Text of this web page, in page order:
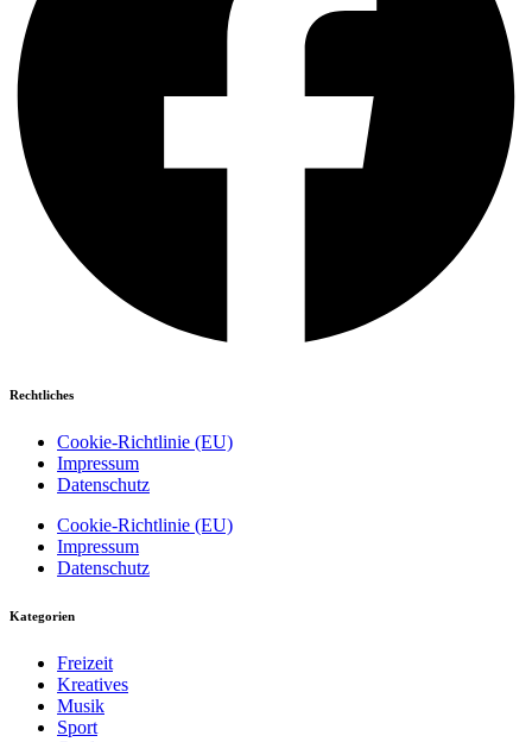
Rechtliches
Cookie-Richtlinie (EU)
Impressum
Datenschutz
Cookie-Richtlinie (EU)
Impressum
Datenschutz
Kategorien
Freizeit
Kreatives
Musik
Sport